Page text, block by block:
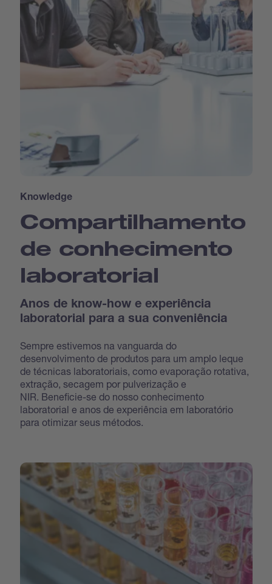
Knowledge
Compartilhamento
de conhecimento
laboratorial
Anos de know-how e experiência
laboratorial para a sua conveniência
Sempre estivemos na vanguarda do
desenvolvimento de produtos para um amplo leque
de técnicas laboratoriais, como evaporação rotativa,
extração, secagem por pulverização e
NIR. Beneficie-se do nosso conhecimento
laboratorial e anos de experiência em laboratório
para otimizar seus métodos.